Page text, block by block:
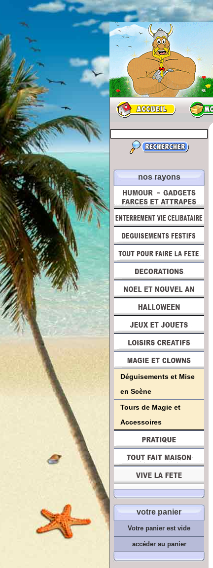
nos rayons
Déguisements et Mise
en Scène
Tours de Magie et
Accessoires
votre panier
Votre panier est vide
accéder au panier